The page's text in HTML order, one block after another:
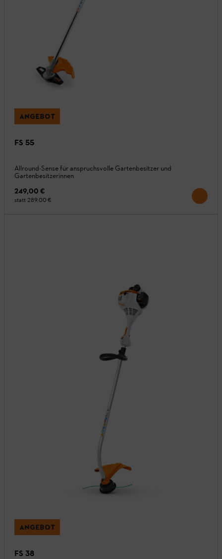
ANGEBOT
FS 55
Allround-Sense für anspruchsvolle Gartenbesitzer und
Gartenbesitzerinnen
249,00 €
statt 289,00 €
ANGEBOT
FS 38